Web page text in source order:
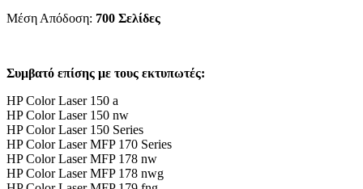
Μέση Απόδοση: 700 Σελίδες
Συμβατό επίσης με τους εκτυπωτές:
HP Color Laser 150 a
HP Color Laser 150 nw
HP Color Laser 150 Series
HP Color Laser MFP 170 Series
HP Color Laser MFP 178 nw
HP Color Laser MFP 178 nwg